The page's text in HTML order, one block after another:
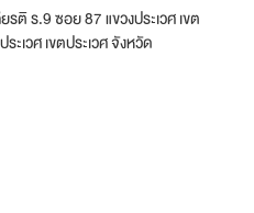
ติ ร.9 ซอย 87 แขวงประเวศ เขต
ะเวศ เขตประเวศ จังหวัด